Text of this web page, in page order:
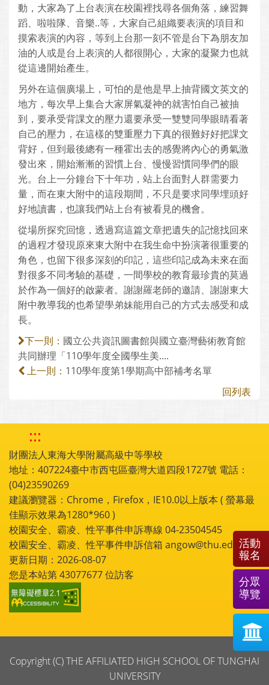
動，大家為了上台表演在校園裡找尋各個角落，練習舞
蹈、啦啦隊、音樂..等，大家自己組織要表演的項目和
摸索表演的內容，等到上台那一刻不管是台下為朋友加
油的人或是台上表演的人都很開心，大家的凝聚力也就
從這邊開始產生。
另外在這個廣場上，可怕的是他是早上抽背國文英文的
地方，每次早上集合大家屏氣凝神的就害怕自己被抽
到，要承受背課文的壓力還要承受一雙雙同學眼睛看著
自己的壓力，在這樣的雙重壓力下真的很難好好把課文
背好，但到最後總有一種霍出去的感覺將內心的勇氣激
發出來，開始漸漸的習慣上台、慢慢習慣同學們的眼
光。台上一分鐘台下十年功，站上台面對人群需要力
量，而在東大附中的這段期間，不只是要求同學埋頭好
好地讀書，也讓我們站上台有被看見的機會。
從場所探究回憶，透過寫這篇文章把遺失的記憶找回來
的過程才發現原來東大附中在我生命中扮演著很重要的
角色，也留下很多深刻的印記，這些印記成為未來在面
對很多不同考驗的基礎，一間學校的教育最珍貴的莫過
於作為一個好的啟蒙者。謝謝羅老師的邀請、謝謝東大
附中教導我的也希望學弟妹能用自己的方式去感受和成
長。
下一則： 國立公共資訊圖書館與國立臺灣藝術教育館
共同辦理「110學年度全國學生美....
上一則： 110學年度第1學期高中部補考名單
回列表
:::
財團法人東海大學附屬高級中等學校
地址：407224臺中市西屯區臺灣大道四段1727號 電話：
(04)23590269
建議瀏覽器：Chrome，Firefox，IE10.0以上版本 ( 螢幕最
佳顯示效果為1280*960 )
校園安全、霸凌、性平事件申訴專線 04-23504545
校園安全、霸凌、性平事件申訴信箱 angow@thu.edu.tw
更新日期：2026-08-07
您是本站第43077677位訪客
Copyright (C) THE AFFILIATED HIGH SCHOOL OF TUNGHAI
UNIVERSITY
活動
報名
分眾
導覽